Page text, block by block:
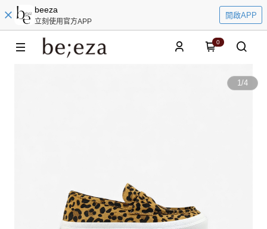
beeza
立刻使用官方APP
開啟APP
0
1/4